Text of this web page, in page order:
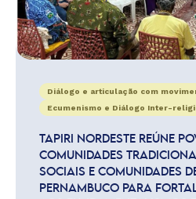
Diálogo e articulação com
Ecumenismo e Diálogo Inter-
TAPIRI NORDESTE REÚNE
COMUNIDADES
SOCIAIS E COMUNIDADES
PERNAMBUCO PARA